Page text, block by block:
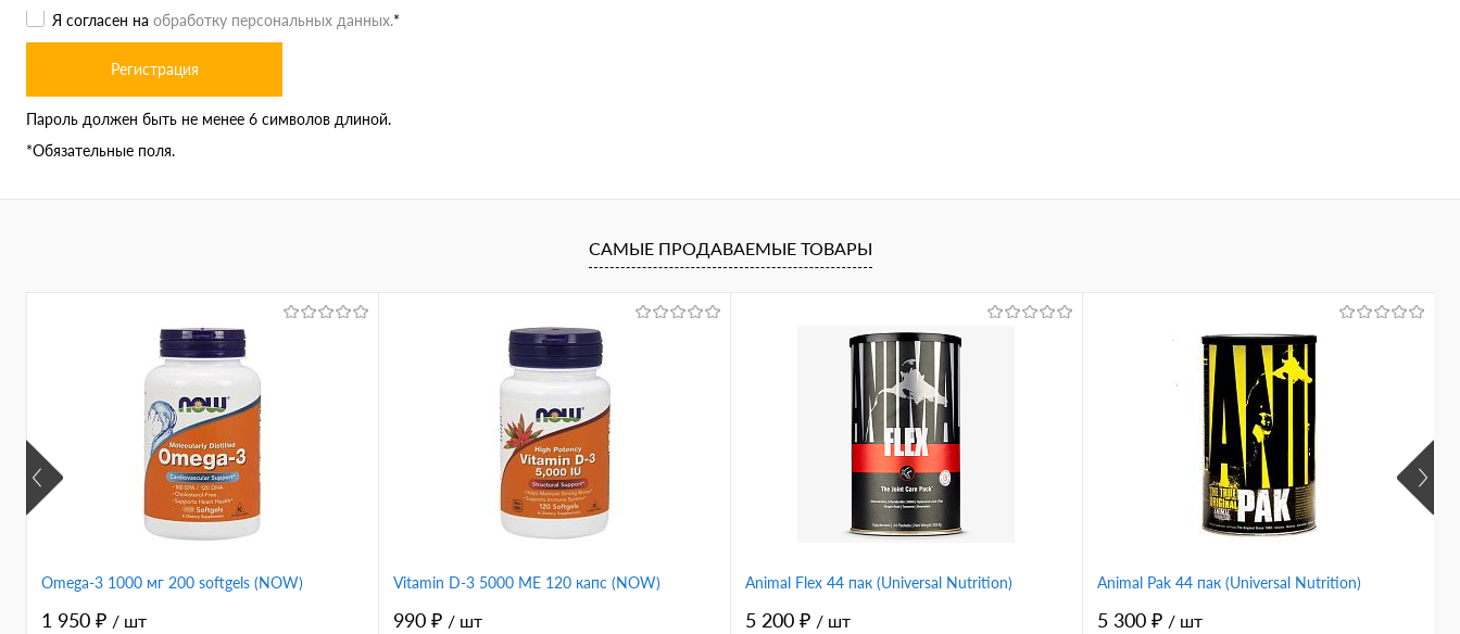
Я согласен на обработку персональных данных.*
Пароль должен быть не менее 6 символов длиной.
*Обязательные поля.
САМЫЕ ПРОДАВАЕМЫЕ ТОВАРЫ
Omega-3 1000 мг 200 softgels (NOW)
1 950 ₽ / шт
Vitamin D-3 5000 ME 120 капс (NOW)
990 ₽ / шт
Animal Flex 44 пак (Universal Nutrition)
5 200 ₽ / шт
Animal Pak 44 пак (Universal Nutrition)
5 300 ₽ / шт